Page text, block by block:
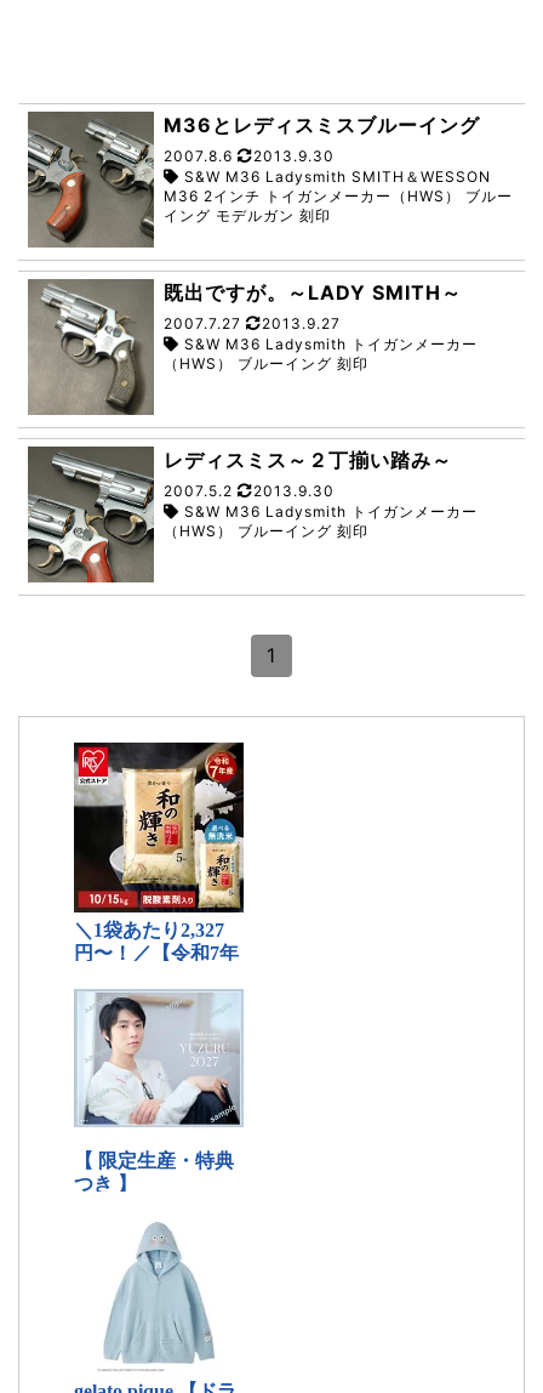
M36とレディスミスブルーイング
2007.8.6
2013.9.30
S&W M36 Ladysmith SMITH＆WESSON
M36 2インチ トイガンメーカー（HWS） ブルー
イング モデルガン 刻印
既出ですが。～LADY SMITH～
2007.7.27
2013.9.27
S&W M36 Ladysmith トイガンメーカー
（HWS） ブルーイング 刻印
レディスミス～２丁揃い踏み～
2007.5.2
2013.9.30
S&W M36 Ladysmith トイガンメーカー
（HWS） ブルーイング 刻印
1